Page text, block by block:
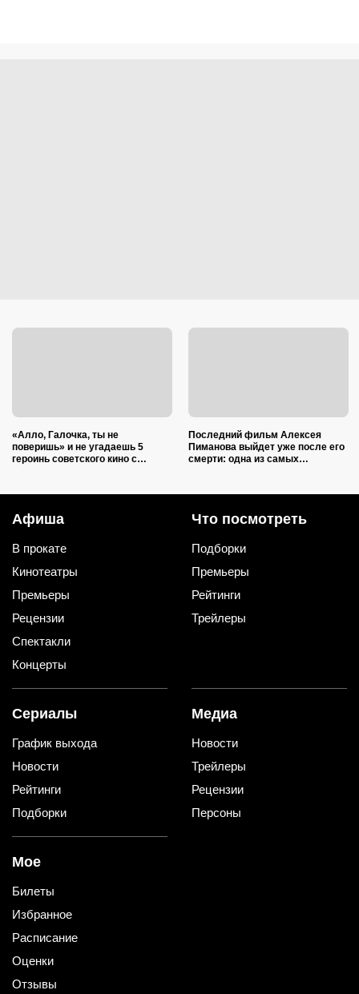
«Алло, Галочка, ты не
поверишь» и не угадаешь 5
героинь советского кино с
Последний фильм Алексея
Пиманова выйдет уже после его
смерти: одна из самых
Афиша
В прокате
Кинотеатры
Премьеры
Рецензии
Спектакли
Концерты
Что посмотреть
Подборки
Премьеры
Рейтинги
Трейлеры
Сериалы
График выхода
Новости
Рейтинги
Подборки
Медиа
Новости
Трейлеры
Рецензии
Персоны
Мое
Билеты
Избранное
Расписание
Оценки
Отзывы